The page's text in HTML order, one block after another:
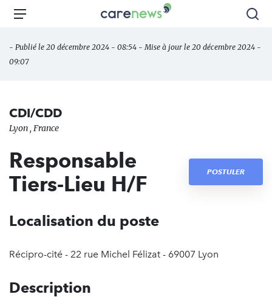
Aller
principal
Carenews,
des
Menu
- Publié le 20 décembre 2024 - 08:54 - Mise à jour le 20 décembre 2024 -
09:07
CDI/CDD
Lyon , France
Responsable
Tiers-Lieu H/F
POSTULER
Localisation du poste
Récipro-cité - 22 rue Michel Félizat - 69007 Lyon
Description